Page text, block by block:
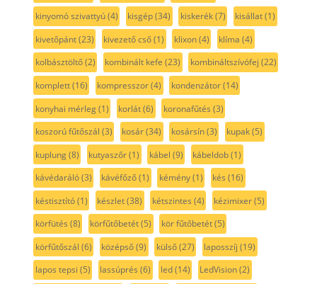
kinyomó szivattyú(4) kisgép(34) kiskerék(7) kisállat(1)
kivetőpánt(23) kivezető cső(1) klixon(4) klíma (4)
kolbásztöltő(2) kombinált kefe (23) kombináltszívófej (22)
komplett(16) kompresszor(4) kondenzátor(14)
konyhai mérleg(1) korlát(6) koronafűtés (3)
koszorú fűtőszál (3) kosár(34) kosársín(3) kupak(5)
kuplung(8) kutyaszőr(1) kábel (9) kábeldob(1)
kávédaráló(3) kávéfőző(1) kémény(1) kés (16)
késtisztító(1) készlet(38) kétszintes (4) kézimixer(5)
körfütés (8) körfűtőbetét(5) kör fűtőbetét(5)
körfűtőszál (6) középső(9) külső(27) laposszíj (19)
lapos tepsi (5) lassúprés (6) led(14) LedVision(2)